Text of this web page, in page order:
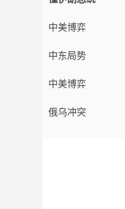
中美博弈
中东局势
中美博弈
俄乌冲突